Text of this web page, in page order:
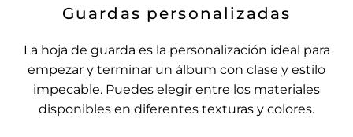
Guardas personalizadas
La hoja de guarda es la personalización ideal para
empezar y terminar un álbum con clase y estilo
impecable. Puedes elegir entre los materiales
disponibles en diferentes texturas y colores.